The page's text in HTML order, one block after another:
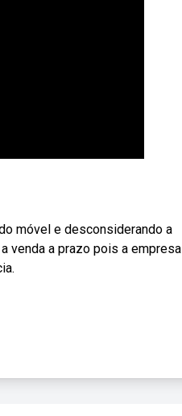
móvel e desconsiderando a
venda a prazo pois a empresa